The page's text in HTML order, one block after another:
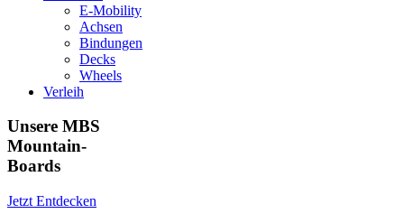
E-Mobility
Achsen
Bindungen
Decks
Wheels
Verleih
Unsere MBS
Mountain-
Boards
Jetzt Entdecken